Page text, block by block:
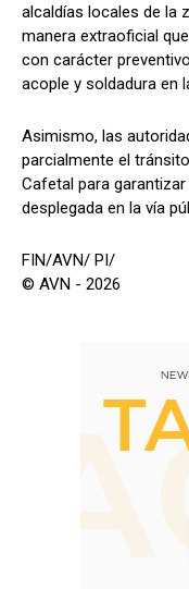
alcaldías locales de la
manera extraoficial
con carácter
acople y soldadura en
Asimismo, las
parcialmente el
Cafetal para
desplegada en la vía
FIN/AVN/ PI/
© AVN - 2026